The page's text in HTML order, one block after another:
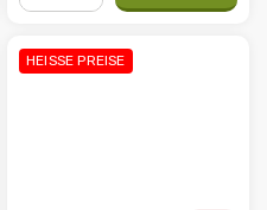
HEISSE PREISE